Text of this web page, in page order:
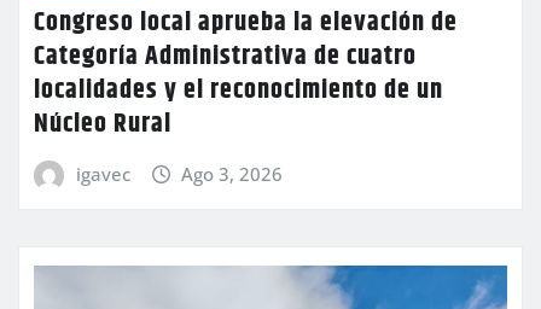
Congreso local aprueba la elevación de
Categoría Administrativa de cuatro
localidades y el reconocimiento de un
Núcleo Rural
igavec Ago 3, 2026